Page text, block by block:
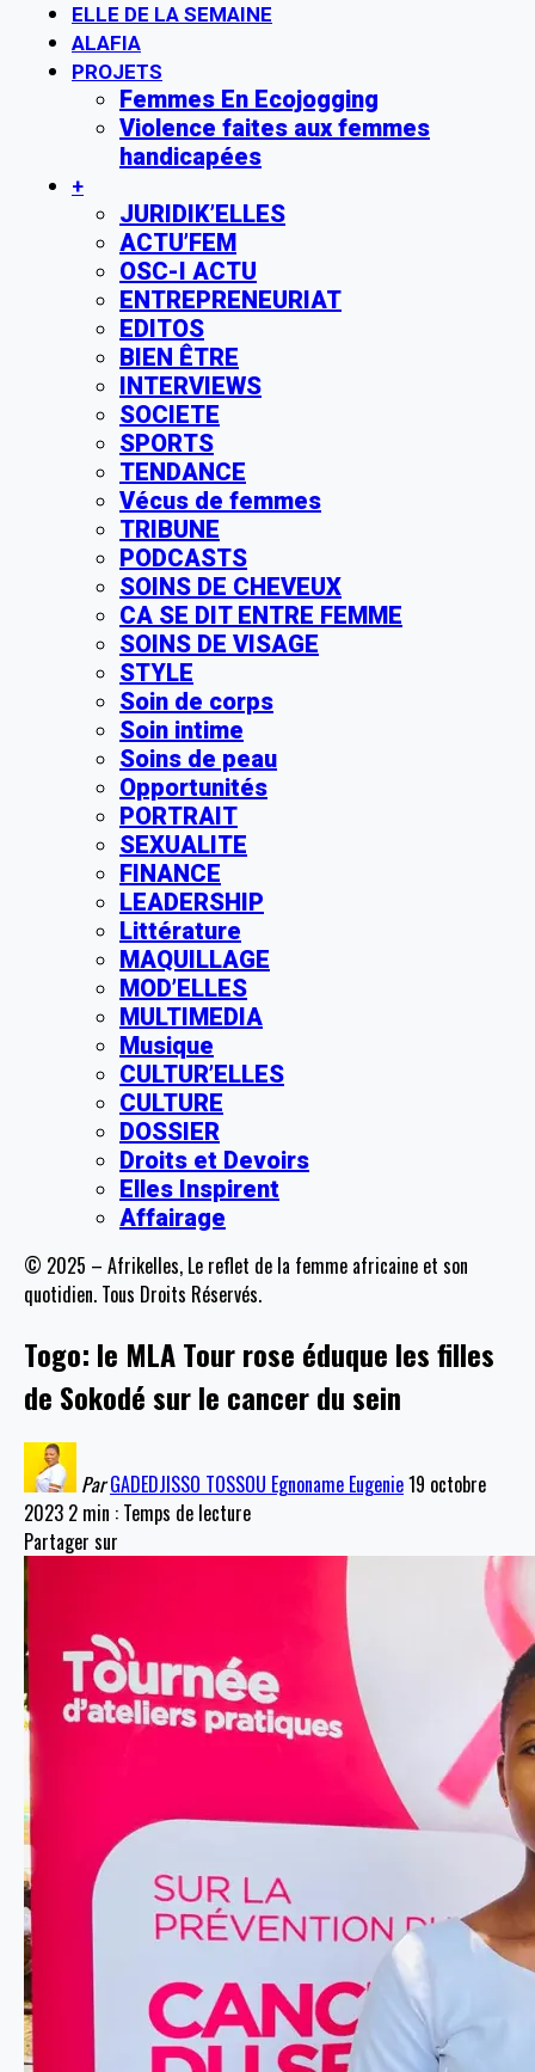
ELLE DE LA SEMAINE
ALAFIA
PROJETS
Femmes En Ecojogging
Violence faites aux femmes
handicapées
+
JURIDIK’ELLES
ACTU’FEM
OSC-I ACTU
ENTREPRENEURIAT
EDITOS
BIEN ÊTRE
INTERVIEWS
SOCIETE
SPORTS
TENDANCE
Vécus de femmes
TRIBUNE
PODCASTS
SOINS DE CHEVEUX
CA SE DIT ENTRE FEMME
SOINS DE VISAGE
STYLE
Soin de corps
Soin intime
Soins de peau
Opportunités
PORTRAIT
SEXUALITE
FINANCE
LEADERSHIP
Littérature
MAQUILLAGE
MOD’ELLES
MULTIMEDIA
Musique
CULTUR’ELLES
CULTURE
DOSSIER
Droits et Devoirs
Elles Inspirent
Affairage
© 2025 – Afrikelles, Le reflet de la femme africaine et son
quotidien. Tous Droits Réservés.
Togo: le MLA Tour rose éduque les filles
de Sokodé sur le cancer du sein
Par GADEDJISSO TOSSOU Egnoname Eugenie19 octobre
2023 2 min : Temps de lecture
Partager sur